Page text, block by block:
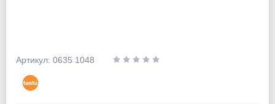
Артикул: 0635 1048